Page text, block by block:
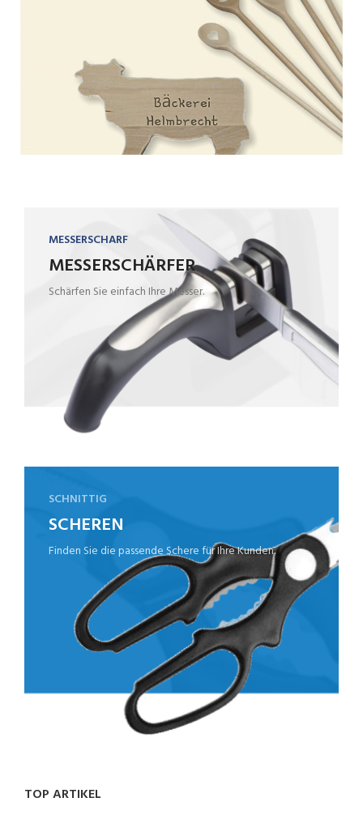
MESSERSCHARF
MESSERSCHÄRFER
Schärfen Sie einfach Ihre Messer.
SCHNITTIG
SCHEREN
Finden Sie die passende Schere für Ihre Kunden.
TOP ARTIKEL